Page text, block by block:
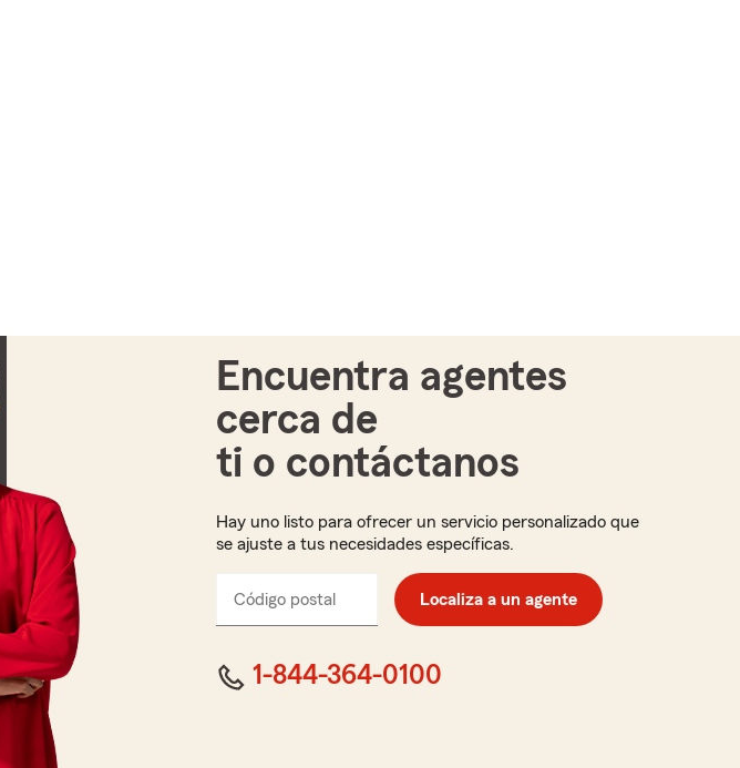
Encuentra agentes
cerca de
ti o contáctanos
Hay uno listo para ofrecer un servicio personalizado que
se ajuste a tus necesidades específicas.
Código postal
postal
de
Localiza a un agente
1-844-364-0100